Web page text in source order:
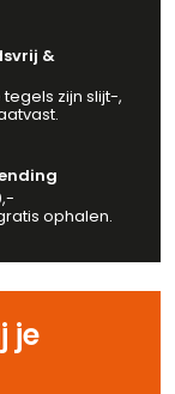
&
zijn slijt-,
ophalen.
je